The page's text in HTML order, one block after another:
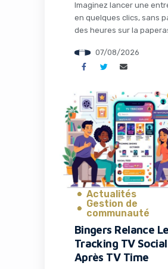
Imaginez lancer une
en quelques clics, sans
des heures sur la
des outils ou la recherche
solutions techniques.
Naïve, une startup qui
lever 28,5 millions de
pour transformer
la façon dont les
et les développeurs
gèrent […]
07/08/2026
Actualités
Gestion de
communauté
Bingers Relance Le
Tracking TV Social
Après TV Time